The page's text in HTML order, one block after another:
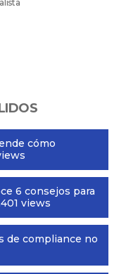
cómo
6 consejos para
views
de compliance no